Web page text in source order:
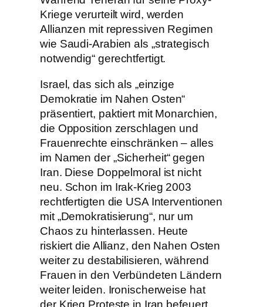
Kriege verurteilt wird, werden
Allianzen mit repressiven Regimen
wie Saudi-Arabien als „strategisch
notwendig“ gerechtfertigt.
Israel, das sich als „einzige
Demokratie im Nahen Osten“
präsentiert, paktiert mit Monarchien,
die Opposition zerschlagen und
Frauenrechte einschränken – alles
im Namen der „Sicherheit“ gegen
Iran. Diese Doppelmoral ist nicht
neu. Schon im Irak-Krieg 2003
rechtfertigten die USA Interventionen
mit „Demokratisierung“, nur um
Chaos zu hinterlassen. Heute
riskiert die Allianz, den Nahen Osten
weiter zu destabilisieren, während
Frauen in den Verbündeten Ländern
weiter leiden. Ironischerweise hat
der Krieg Proteste in Iran befeuert,